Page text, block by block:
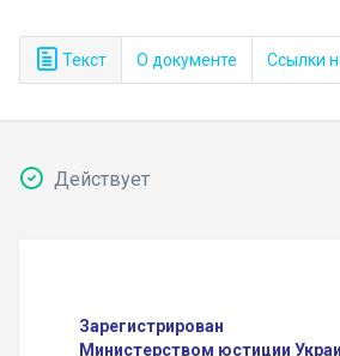
Текст О документе Ссылки
Действует
Зарегистрирован
Министерством юстиции